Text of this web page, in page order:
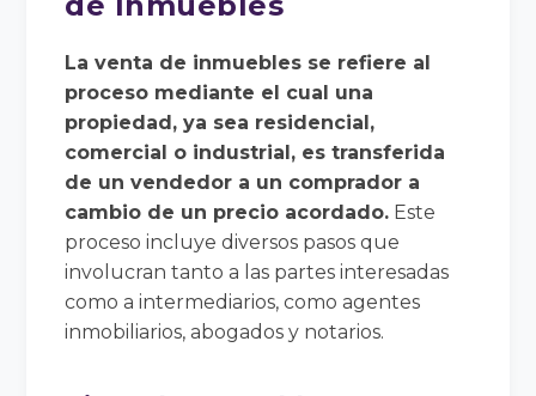
La venta de inmuebles se refiere al
proceso mediante el cual una
propiedad, ya sea residencial,
comercial o industrial, es transferida
de un vendedor a un comprador a
cambio de un precio acordado. Este
proceso incluye diversos pasos que
involucran tanto a las partes interesadas
como a intermediarios, como agentes
inmobiliarios, abogados y notarios.